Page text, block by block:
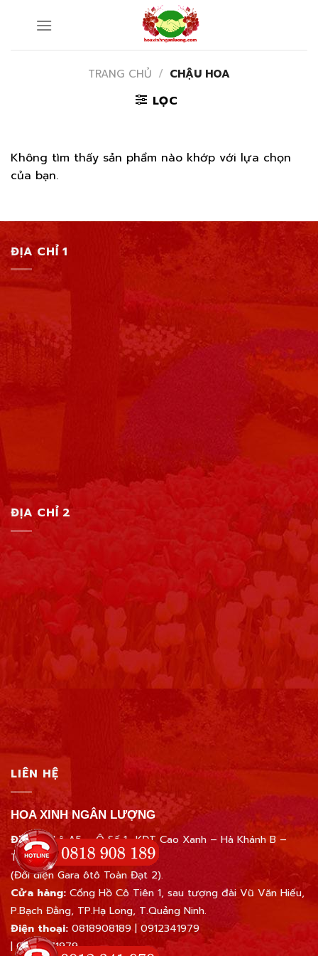
TRANG CHỦ / CHẬU HOA
LỌC
Không tìm thấy sản phẩm nào khớp với lựa chọn
của bạn.
ĐỊA CHỈ 1
ĐỊA CHỈ 2
LIÊN HỆ
HOA XINH NGÂN LƯỢNG
Địa chỉ:Lô A5 – Ô Số 1- KĐT Cao Xanh – Hà Khánh B –
Tp.Hạ Long – Quảng Ninh
(Đối diện Gara ôtô Toàn Đạt 2).
Cửa hàng: Cổng Hồ Cô Tiên 1, sau tượng đài Vũ Văn Hiếu,
P.Bạch Đằng, TP.Hạ Long, T.Quảng Ninh.
Điện thoại: 0818908189| 0912341979
| 0945671979